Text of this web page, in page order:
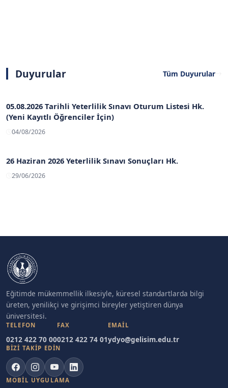
Duyurular Tüm Duyurular
05.08.2026 Tarihli Yeterlilik Sınavı Oturum Listesi Hk.
(Yeni Kayıtlı Öğrenciler İçin)
04/08/2026
26 Haziran 2026 Yeterlilik Sınavı Sonuçları Hk.
29/06/2026
Eğitimde mükemmellik ilkesiyle, küresel standartlarda bilgi
üreten, yenilikçi ve girişimci bireyler yetiştiren dünya
üniversitesi.
TELEFON
0212 422 70 00
FAX
0212 422 74 01
EMAIL
ydyo@gelisim.edu.tr
BİZİ TAKİP EDİN
MOBIL UYGULAMA